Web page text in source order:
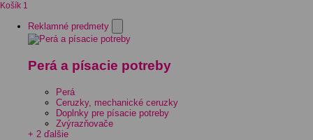
Košík 1
Reklamné predmety
Perá a písacie potreby
Perá
Ceruzky, mechanické ceruzky
Doplnky pre písacie potreby
Zvýrazňovače
+ 2 ďalšie